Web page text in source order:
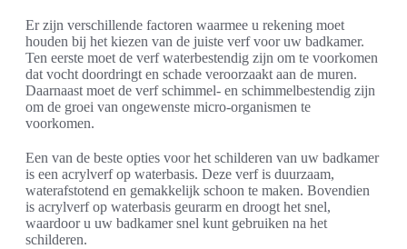
Er zijn verschillende factoren waarmee u rekening moet
houden bij het kiezen van de juiste verf voor uw badkamer.
Ten eerste moet de verf waterbestendig zijn om te voorkomen
dat vocht doordringt en schade veroorzaakt aan de muren.
Daarnaast moet de verf schimmel- en schimmelbestendig zijn
om de groei van ongewenste micro-organismen te
voorkomen.
Een van de beste opties voor het schilderen van uw badkamer
is een acrylverf op waterbasis. Deze verf is duurzaam,
waterafstotend en gemakkelijk schoon te maken. Bovendien
is acrylverf op waterbasis geurarm en droogt het snel,
waardoor u uw badkamer snel kunt gebruiken na het
schilderen.